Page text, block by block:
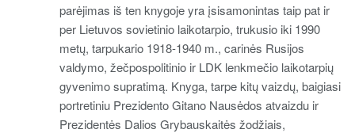
parėjimas iš ten knygoje yra įsisamonintas taip pat ir
per Lietuvos sovietinio laikotarpio, trukusio iki 1990
metų, tarpukario 1918-1940 m., carinės Rusijos
valdymo, žečpospolitinio ir LDK lenkmečio laikotarpių
gyvenimo supratimą. Knyga, tarpe kitų vaizdų, baigiasi
portretiniu Prezidento Gitano Nausėdos atvaizdu ir
Prezidentės Dalios Grybauskaitės žodžiais,